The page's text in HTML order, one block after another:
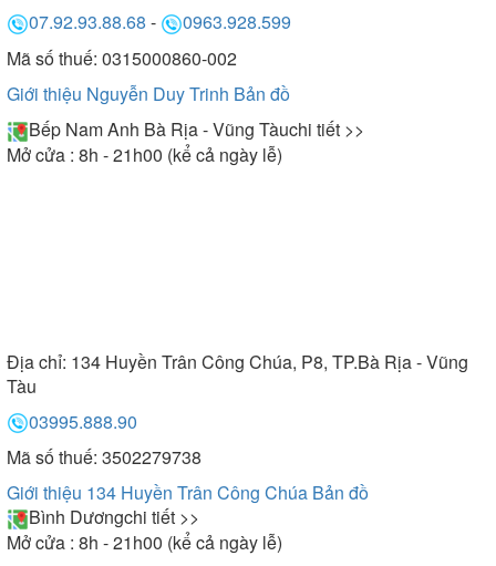
07.92.93.88.68 -
0963.928.599
Mã số thuế: 0315000860-002
Giới thiệu Nguyễn Duy Trinh Bản đồ
Bếp Nam Anh Bà Rịa - Vũng Tàuchi tiết >>
Mở cửa : 8h - 21h00 (kể cả ngày lễ)
Địa chỉ: 134 Huyền Trân Công Chúa, P8, TP.Bà Rịa - Vũng
Tàu
03995.888.90
Mã số thuế: 3502279738
Giới thiệu 134 Huyền Trân Công Chúa Bản đồ
Bình Dươngchi tiết >>
Mở cửa : 8h - 21h00 (kể cả ngày lễ)